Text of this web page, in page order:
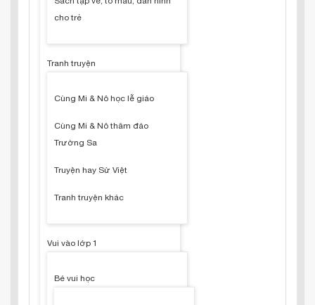
cho trẻ
Tranh truyện
Cùng Mi & Nô học lễ giáo
Cùng Mi & Nô thăm đảo
Trường Sa
Truyện hay Sử Việt
Tranh truyện khác
Vui vào lớp 1
Bé vui học